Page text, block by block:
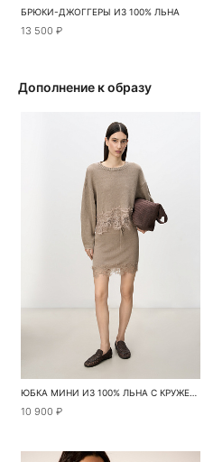
БРЮКИ-ДЖОГГЕРЫ ИЗ 100% ЛЬНА
13 500 ₽
Дополнение к образу
ЮБКА МИНИ ИЗ 100% ЛЬНА С КРУЖЕВОМ
10 900 ₽